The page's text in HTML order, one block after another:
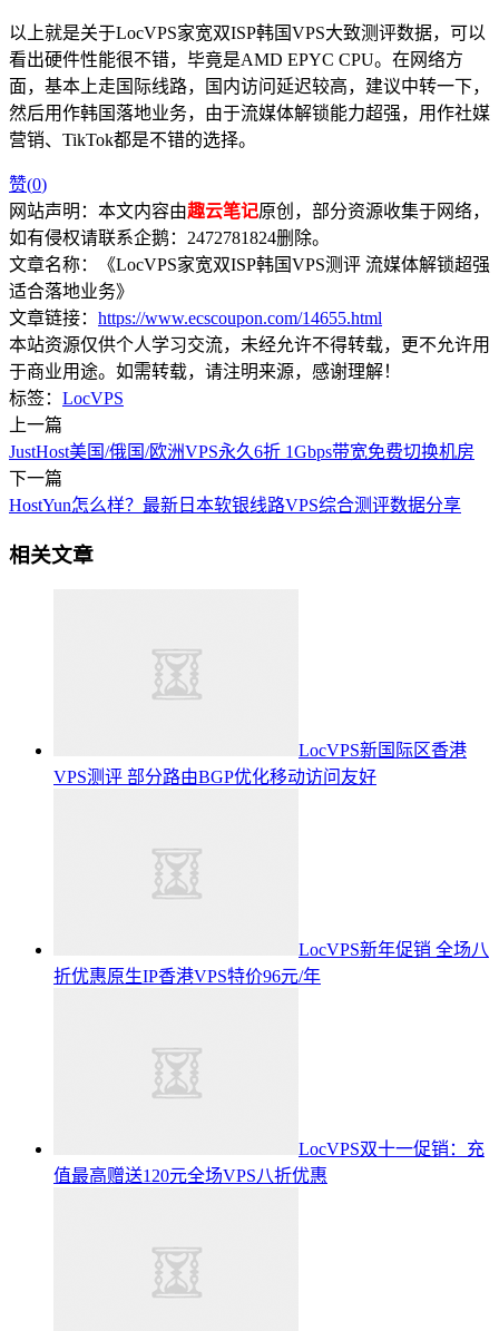
以上就是关于LocVPS家宽双ISP韩国VPS大致测评数据，可以
看出硬件性能很不错，毕竟是AMD EPYC CPU。在网络方
面，基本上走国际线路，国内访问延迟较高，建议中转一下，
然后用作韩国落地业务，由于流媒体解锁能力超强，用作社媒
营销、TikTok都是不错的选择。
赞(0)
网站声明：本文内容由趣云笔记原创，部分资源收集于网络，
如有侵权请联系企鹅：2472781824删除。
文章名称：《LocVPS家宽双ISP韩国VPS测评 流媒体解锁超强
适合落地业务》
文章链接： https://www.ecscoupon.com/14655.html
本站资源仅供个人学习交流，未经允许不得转载，更不允许用
于商业用途。如需转载，请注明来源，感谢理解！
标签： LocVPS
上一篇
JustHost美国/俄国/欧洲VPS永久6折 1Gbps带宽免费切换机房
下一篇
HostYun怎么样？最新日本软银线路VPS综合测评数据分享
相关文章
LocVPS新国际区香港
VPS测评 部分路由BGP优化移动访问友好
LocVPS新年促销 全场八
折优惠原生IP香港VPS特价96元/年
LocVPS双十一促销：充
值最高赠送120元全场VPS八折优惠